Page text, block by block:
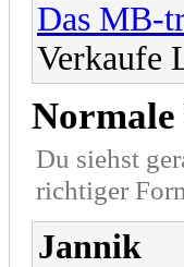
Das MB-
Verkaufe
Normale
Du siehst
richtiger
Jannik